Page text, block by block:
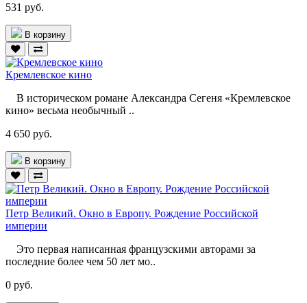
531 руб.
В корзину
Кремлевское кино
В историческом романе Александра Сегеня «Кремлевское
кино» весьма необычный ..
4 650 руб.
В корзину
Петр Великий. Окно в Европу. Рождение Российской
империи
Это первая написанная французскими авторами за
последние более чем 50 лет мо..
0 руб.